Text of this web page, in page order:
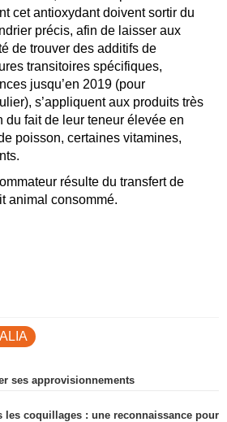
cet antioxydant doivent sortir du
précis, afin de laisser aux
de trouver des additifs de
transitoires spécifiques,
jusqu’en 2019 (pour
s’appliquent aux produits très
du fait de leur teneur élevée en
poisson, certaines vitamines,
résulte du transfert de
animal consommé.
ses approvisionnements
les coquillages : une reconnaissance pour